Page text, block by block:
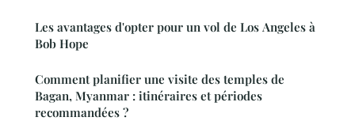
Les avantages d'opter pour un vol de Los Angeles à
Bob Hope
Comment planifier une visite des temples de
Bagan, Myanmar : itinéraires et périodes
recommandées ?